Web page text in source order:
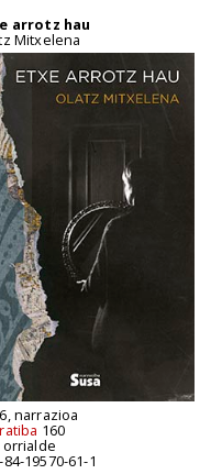
arrotz hau
Mitxelena
narrazioa
160
orrialde
84-19570-61-1